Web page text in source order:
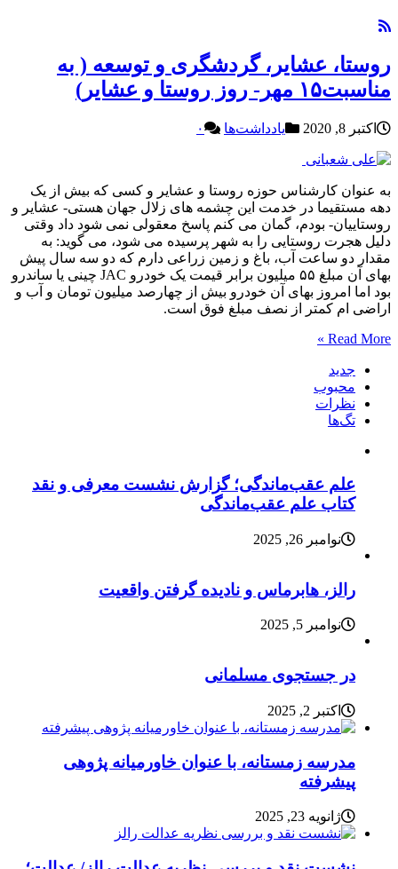
روستا، عشایر، گردشگری و توسعه ( به
مناسبت۱۵ مهر- روز روستا و عشایر)
اکتبر 8, 2020 یادداشت‌ها ۰
به عنوان کارشناس حوزه روستا و عشایر و کسی که بیش از یک
دهه مستقیما در خدمت این چشمه های زلال جهان هستی- عشایر و
روستاییان- بودم، گمان می کنم پاسخ معقولی نمی شود داد وقتی
دلیل هجرت روستایی را به شهر پرسیده می شود، می گوید: به
مقدار دو ساعت آب، باغ و زمین زراعی دارم که دو سه سال پیش
بهای آن مبلغ ۵۵ میلیون برابر قیمت یک خودرو JAC چینی یا ساندرو
بود اما امروز بهای آن خودرو بیش از چهارصد میلیون تومان و آب و
اراضی ام کمتر از نصف مبلغ فوق است.
Read More »
جدید
محبوب
نظرات
تگ‌ها
علم عقب‌ماندگی؛ گزارش نشست معرفی و نقد
کتاب علم عقب‌ماندگی
نوامبر 26, 2025
رالز، هابرماس و نادیده گرفتن واقعیت
نوامبر 5, 2025
در جستجوی مسلمانی
اکتبر 2, 2025
مدرسه زمستانه، با عنوان خاورمیانه پژوهی
پیشرفته
ژانویه 23, 2025